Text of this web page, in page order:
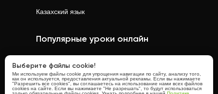
Казахский язык
Популярные уроки онлайн
Физикаонлайн
Выберите файлы cookie!
Ми используем файлы cookie для упрощения навигации по сайту, анализу того,
как он используется, предоставления актуальной рекламы. Если вы нажимаете
"Разрешить все cookies", вы соглашаетесь на использование нами всех файлов
cookies на сайте. Если вы нажимаете "Не разрешать", то будут использоваться